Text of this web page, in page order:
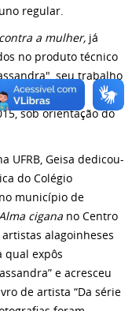
regular.
a mulher, já
no produto técnico
seu trabalho
na
sob orientação do
UFRB, Geisa dedicou-
do Colégio
município de
cigana no Centro
alagoinheses
qual expôs
e acresceu
de artista “Da série